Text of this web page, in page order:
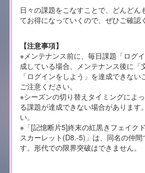
日々の課題をこなすことで、どんどん
てお得になっていくので、ぜひご確認
【注意事項】
※メンテナンス前に、毎日課題「ログ
成している場合、メンテナンス後に「
「ログインをしよう」を達成できな
ご注意ください。
※シーズンの切り替えタイミングによ
る課題が達成できない場合があります
い。
※「[記憶断片5]終末の紅黒きフェイク
スカーレット(D8.-5)」は、同名の仲間
す。形代での限界突破はできません。